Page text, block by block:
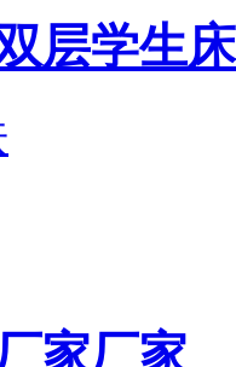
层学生床
家厂家